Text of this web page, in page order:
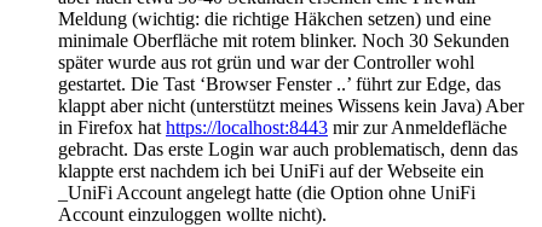
Meldung (wichtig: die richtige Häkchen setzen) und eine
minimale Oberfläche mit rotem blinker. Noch 30 Sekunden
später wurde aus rot grün und war der Controller wohl
gestartet. Die Tast ‘Browser Fenster ..’ führt zur Edge, das
klappt aber nicht (unterstützt meines Wissens kein Java) Aber
in Firefox hathttps://localhost:8443 mir zur Anmeldefläche
gebracht. Das erste Login war auch problematisch, denn das
klappte erst nachdem ich bei UniFi auf der Webseite ein
_UniFi Account angelegt hatte (die Option ohne UniFi
Account einzuloggen wollte nicht).